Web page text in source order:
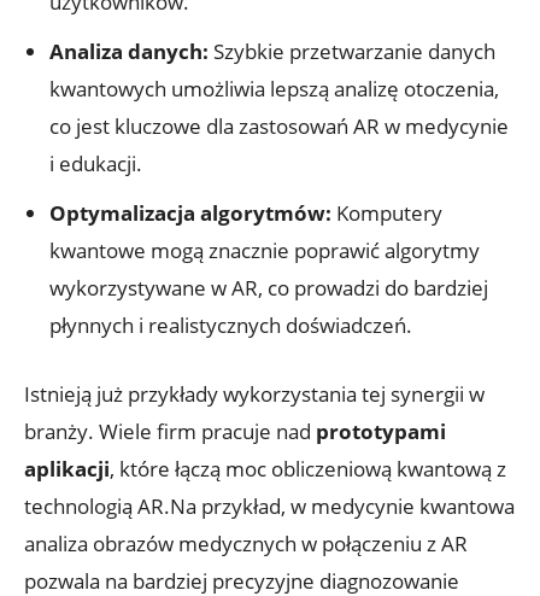
Analiza danych: Szybkie przetwarzanie danych
kwantowych umożliwia lepszą analizę otoczenia,
co jest kluczowe dla zastosowań AR w medycynie
i edukacji.
Optymalizacja algorytmów: Komputery
kwantowe mogą znacznie poprawić algorytmy
wykorzystywane w AR, co prowadzi do bardziej
płynnych i realistycznych doświadczeń.
Istnieją już przykłady wykorzystania tej synergii w
branży. Wiele firm pracuje nad prototypami
aplikacji, które łączą moc obliczeniową kwantową z
technologią AR.Na przykład, w medycynie kwantowa
analiza obrazów medycznych w połączeniu z AR
pozwala na bardziej precyzyjne diagnozowanie